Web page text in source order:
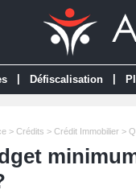
Défiscalisation
> Crédits > Crédit Immobilier >